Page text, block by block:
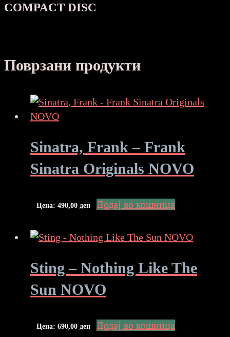
COMPACT DISC
Поврзани продукти
Sinatra, Frank – Frank
Sinatra Originals NOVO
Цена: 490,00 ден Додај во кошница
Sting – Nothing Like The
Sun NOVO
Цена: 690,00 ден Додај во кошница